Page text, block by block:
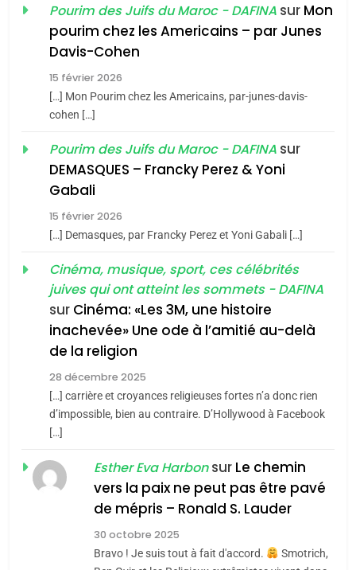
Maroc : Les amandes de
Tafraout, le miel de Tadla
du terroir
Oeil ravageur – Vanessa
De Loya Stauber
«Tu dis génocide, je dis
guerre»: La nouvelle
chanson de Boy George
ISRAÉL JUDAISME
Accords d’Isaac:
l’alliance pourrait
s’étendre à 13 pays
d’Amérique latine
ISRAÉL JUDAISME
2025, l’année la plus
Pourim des Juifs du Maroc - DAFINA sur Mon
pourim chez les Americains – par Junes
Davis-Cohen
15 février 2026
[…] Mon Pourim chez les Americains, par-junes-davis-
cohen […]
Pourim des Juifs du Maroc - DAFINA sur
DEMASQUES – Francky Perez & Yoni
Gabali
15 février 2026
[…] Demasques, par Francky Perez et Yoni Gabali […]
Cinéma, musique, sport, ces célébrités
juives qui ont atteint les sommets - DAFINA
sur Cinéma: «Les 3M, une histoire
inachevée» Une ode à l’amitié au-delà
de la religion
28 décembre 2025
[…] carrière et croyances religieuses fortes n’a donc rien
d’impossible, bien au contraire. D’Hollywood à Facebook
[…]
Esther Eva Harbonsur Le chemin
vers la paix ne peut pas être pavé
de mépris – Ronald S. Lauder
30 octobre 2025
Bravo ! Je suis tout à fait d'accord.
Smotrich,
meurtrière selon le rapport
l’antisémitisme
FIÈRE, DIGNE ET RÉSILIENTE :
POURQUOI JE REVENDIQUE
MA JUDAÏTE par Thérèse
Zrihen-Dvir
ISRAÉL
CE QUI NOUS MANQUE –
JUDAISME
Maroc : Les amandes de
Tafraout, le miel de Tadla